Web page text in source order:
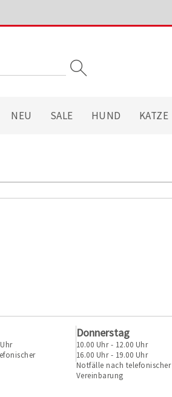
NEU SALE HUND KATZE
Donnerstag
10.00 Uhr - 12.00 Uhr
16.00 Uhr - 19.00 Uhr
Notfälle nach telefonischer
Vereinbarung